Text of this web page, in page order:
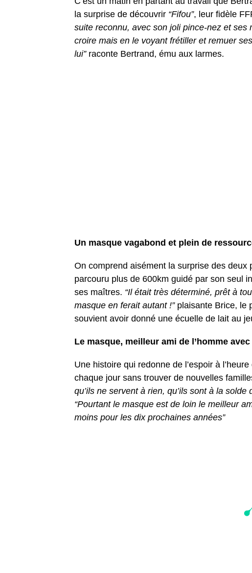
la surprise de découvrir “Fifou”, leur fidèle
suite reconnu, avec son joli pince-nez et ses
croire mais en le voyant frétiller et remuer
lui”raconte Bertrand, ému aux larmes.
Un masque vagabond et plein de
On comprend aisément la surprise des
parcouru plus de 600km guidé par son seul
ses maîtres. “Il était très déterminé, prêt à
masque en ferait autant !”plaisante Brice, le
souvient avoir donné une écuelle de lait au
Le masque, meilleur ami de l’homme
Une histoire qui redonne de l’espoir à
chaque jour sans trouver de nouvelles
qu’ils ne servent à rien, qu’ils sont à la
“Pourtant le masque est de loin le meilleur
moins pour les dix prochaines années”